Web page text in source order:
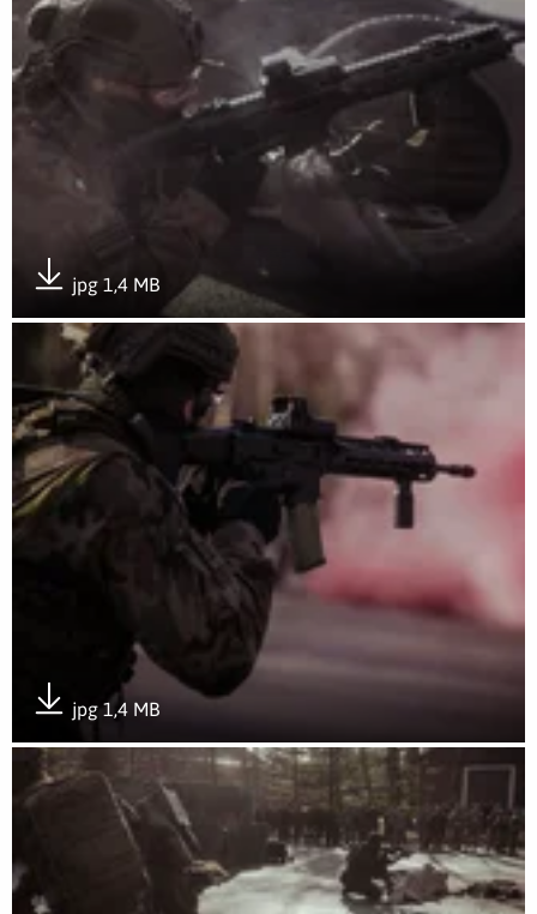
jpg 1,4 MB
Pobierz załącznik
Otwórz załącznik Sympozjum wojsk obrony terytorialnej z
jpg 1,4 MB
Otwórz załącznik Sympozjum wojsk obrony terytorialnej z